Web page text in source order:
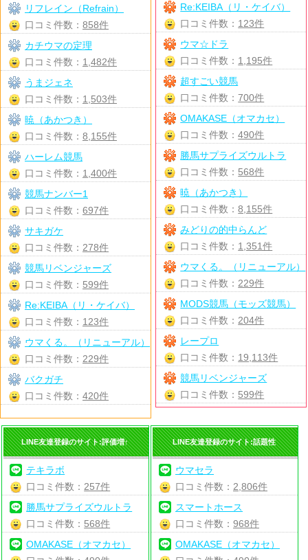
Re:KEIBA（リ・ケイバ）
口コミ件数： 123件
ウマ☆ドラ
口コミ件数： 1,195件
超すごい競馬
口コミ件数：700件
OMAKASE（オマカセ）
口コミ件数：490件
勝馬サプライズウルトラ
口コミ件数： 568件
暁（あかつき）
口コミ件数：8,155件
みどりの的中らんど
口コミ件数： 1,351件
ウマくる。（リニューアル）
口コミ件数： 229件
MODS競馬（モッズ競馬）
口コミ件数： 204件
レープロ
口コミ件数： 19,113件
競馬リベンジャーズ
口コミ件数： 599件
リフレイン（Refrain）
口コミ件数： 858件
カチウマの定理
口コミ件数： 1,482件
うまジェネ
口コミ件数： 1,503件
暁（あかつき）
口コミ件数： 8,155件
ハーレム競馬
口コミ件数： 1,400件
競馬ナンバー1
口コミ件数： 697件
サキガケ
口コミ件数： 278件
競馬リベンジャーズ
口コミ件数： 599件
Re:KEIBA（リ・ケイバ）
口コミ件数： 123件
ウマくる。（リニューアル）
口コミ件数： 229件
バクガチ
口コミ件数： 420件
LINE友達登録のサイト:評価増↑
テキラボ
口コミ件数： 257件
勝馬サプライズウルトラ
口コミ件数： 568件
OMAKASE（オマカセ）
LINE友達登録のサイト:話題性
ウマセラ
口コミ件数： 2,806件
スマートホース
口コミ件数： 968件
OMAKASE（オマカセ）